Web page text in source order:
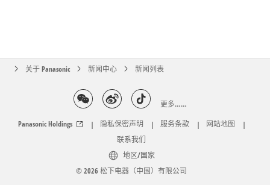
关于 Panasonic 新闻中心 新闻列表
更多……
Panasonic Holdings
| 隐私保密声明 | 服务条款 | 网站地图
|
联系我们
地区/国家
© 2026 松下电器（中国）有限公司